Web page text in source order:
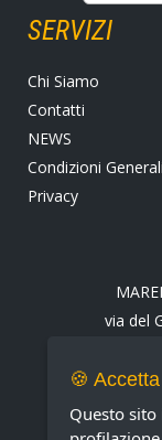
SERVIZI
Chi Siamo
Contatti
NEWS
Condizioni Generali
Privacy
via del
🍪
Questo